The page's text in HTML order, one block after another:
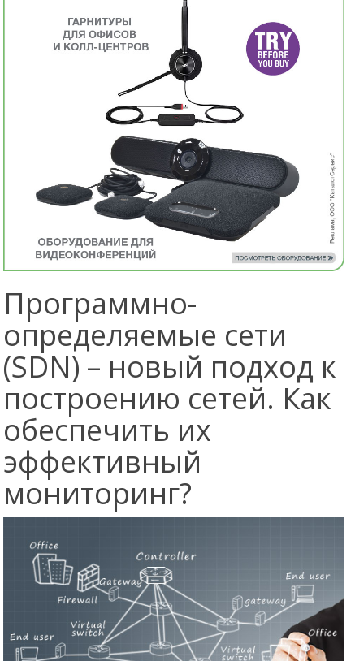
Программно-
определяемые сети
(SDN) – новый подход к
построению сетей. Как
обеспечить их
эффективный
мониторинг?